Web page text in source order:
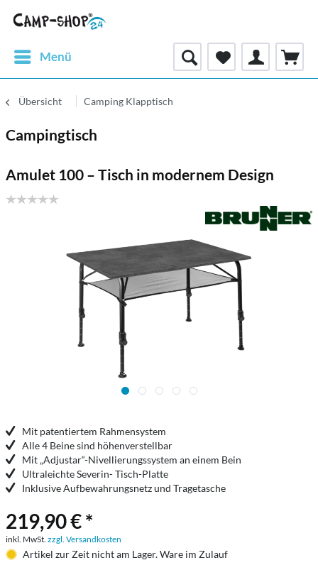
Menü
Übersicht Camping Klapptisch
Campingtisch
Amulet 100 – Tisch in modernem Design
Mit patentiertem Rahmensystem
Alle 4 Beine sind höhenverstellbar
Mit „Adjustar“-Nivellierungssystem an einem Bein
Ultraleichte Severin- Tisch-Platte
Inklusive Aufbewahrungsnetz und Tragetasche
219,90 € *
inkl. MwSt. zzgl. Versandkosten
Artikel zur Zeit nicht am Lager. Ware im Zulauf